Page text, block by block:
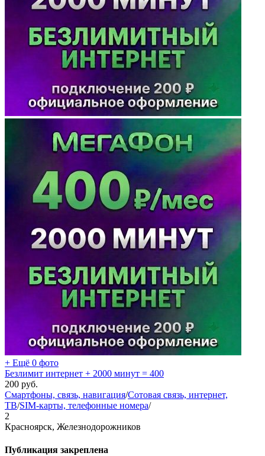
+ Ещё 0 фото
Безлимит интернет + 2000 минут = 400
200 руб.
Смартфоны, связь, навигация/Сотовая связь, интернет,
ТВ/SIM-карты, телефонные номера/
2
Красноярск, Железнодорожников
Публикация закреплена